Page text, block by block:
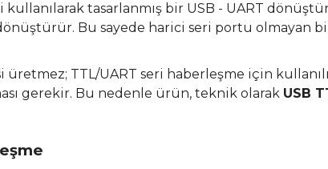
tasarlanmış bir USB - UART
Bu sayede harici seri portu
TTL/UART seri haberleşme için
gerekir. Bu nedenle ürün, teknik olarak USB